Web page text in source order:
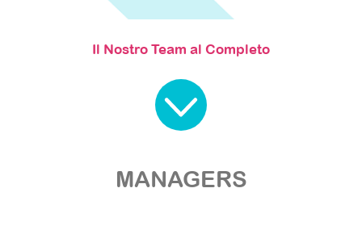
Il Nostro Team al Completo
MANAGERS